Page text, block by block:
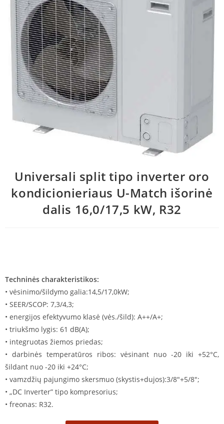
Universali split tipo inverter oro
kondicionieriaus U-Match išorinė
dalis 16,0/17,5 kW, R32
Techninės charakteristikos:
• vėsinimo/šildymo galia:14,5/17,0kW;
• SEER/SCOP: 7,3/4,3;
• energijos efektyvumo klasė (vės./šild): A++/A+;
• triukšmo lygis: 61 dB(A);
• integruotas žiemos priedas;
• darbinės temperatūros ribos: vėsinant nuo -20 iki +52°C,
šildant nuo -20 iki +24°C;
• vamzdžių pajungimo skersmuo (skystis+dujos):3/8″+5/8″;
• „DC Inverter” tipo kompresorius;
• freonas: R32.